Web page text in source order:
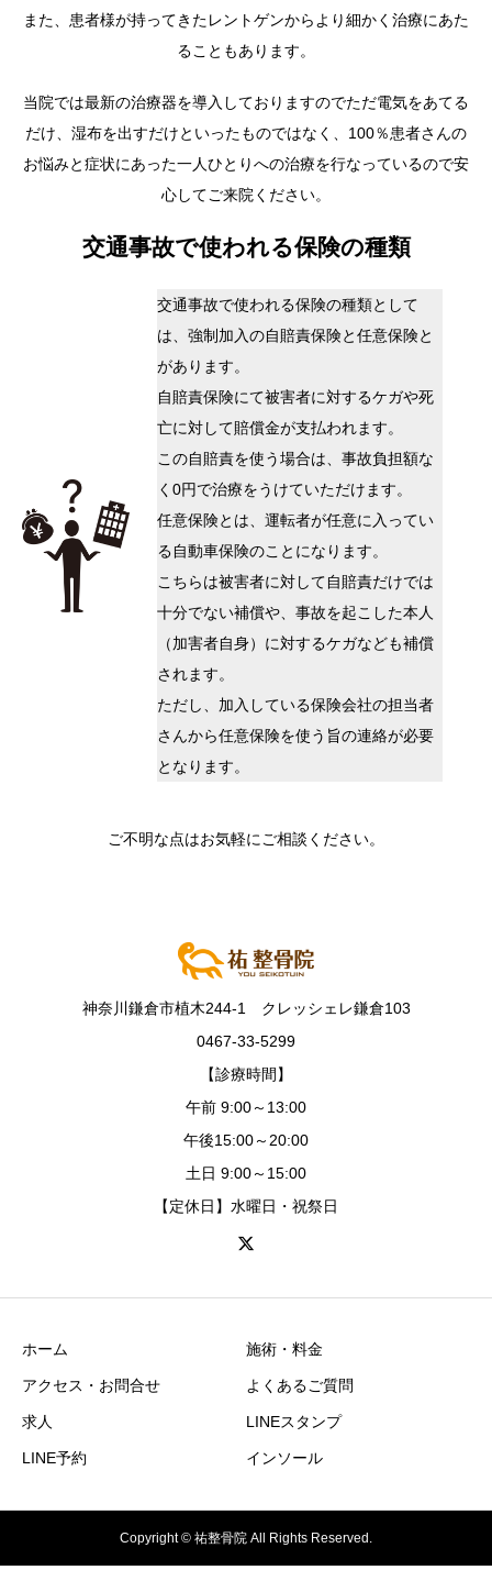
また、患者様が持ってきたレントゲンからより細かく治療にあた
ることもあります。
当院では最新の治療器を導入しておりますのでただ電気をあてる
だけ、湿布を出すだけといったものではなく、100％患者さんの
お悩みと症状にあった一人ひとりへの治療を行なっているので安
心してご来院ください。
交通事故で使われる保険の種類
交通事故で使われる保険の種類として
は、強制加入の自賠責保険と任意保険と
があります。
自賠責保険にて被害者に対するケガや死
亡に対して賠償金が支払われます。
この自賠責を使う場合は、事故負担額な
く0円で治療をうけていただけます。
任意保険とは、運転者が任意に入ってい
る自動車保険のことになります。
こちらは被害者に対して自賠責だけでは
十分でない補償や、事故を起こした本人
（加害者自身）に対するケガなども補償
されます。
ただし、加入している保険会社の担当者
さんから任意保険を使う旨の連絡が必要
となります。
ご不明な点はお気軽にご相談ください。
神奈川鎌倉市植木244-1 クレッシェレ鎌倉103
0467-33-5299
【診療時間】
午前 9:00～13:00
午後15:00～20:00
土日 9:00～15:00
【定休日】水曜日・祝祭日
ホーム 施術・料金
アクセス・お問合せ よくあるご質問
求人 LINEスタンプ
LINE予約 インソール
Copyright © 祐整骨院 All Rights Reserved.